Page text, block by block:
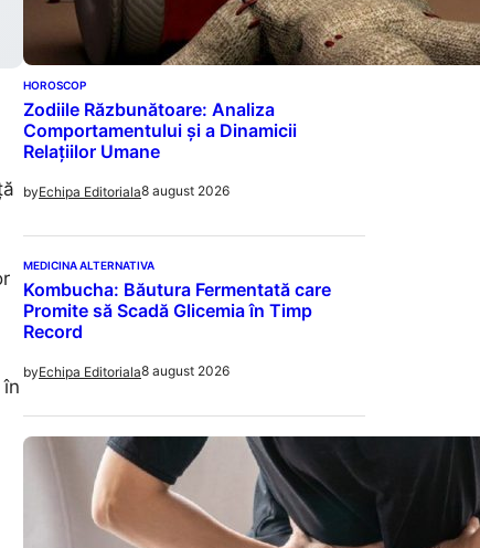
HOROSCOP
Zodiile Răzbunătoare: Analiza
Comportamentului și a Dinamicii
Relațiilor Umane
byEchipa Editoriala8 august 2026
MEDICINA ALTERNATIVA
Kombucha: Băutura Fermentată care
Promite să Scadă Glicemia în Timp
Record
byEchipa Editoriala8 august 2026